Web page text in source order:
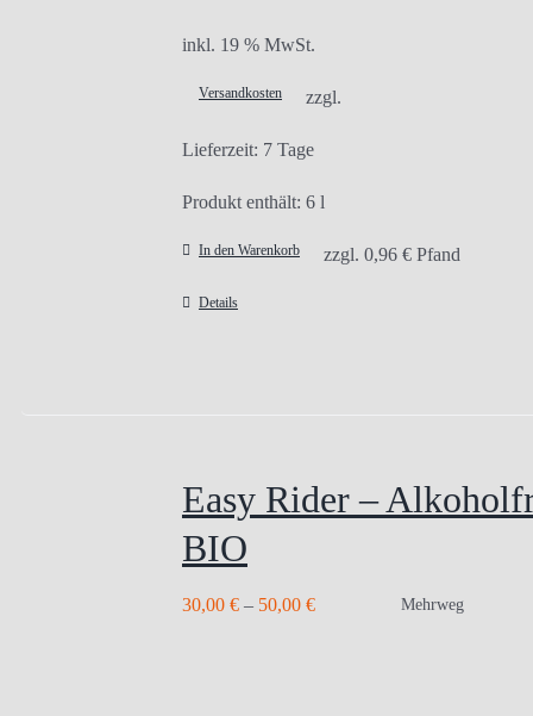
inkl. 19 % MwSt.
zzgl.
Versandkosten
Lieferzeit: 7 Tage
Produkt enthält: 6 l
In den Warenkorb zzgl. 0,96 € Pfand
Details
Easy Rider –
BIO
30,00 € – 50,00 € Mehrweg